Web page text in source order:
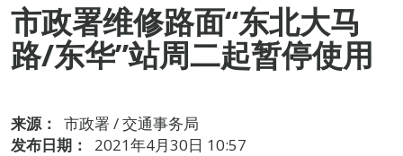
市政署维修路面“东北大马
路/东华”站周二起暂停使用
来源：
市政署 / 交通事务局
发布日期：
2021年4月30日 10:57